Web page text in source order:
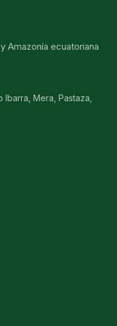
Amazonía ecuatoriana
Mera, Pastaza,